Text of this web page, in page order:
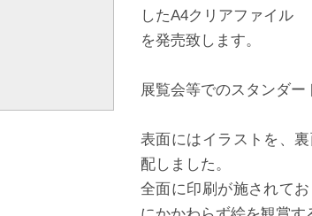
したA4クリアファイル
を発売致します。
展覧会等でのスタンダ
表面にはイラストを、
配しました。
全面に印刷が施されて